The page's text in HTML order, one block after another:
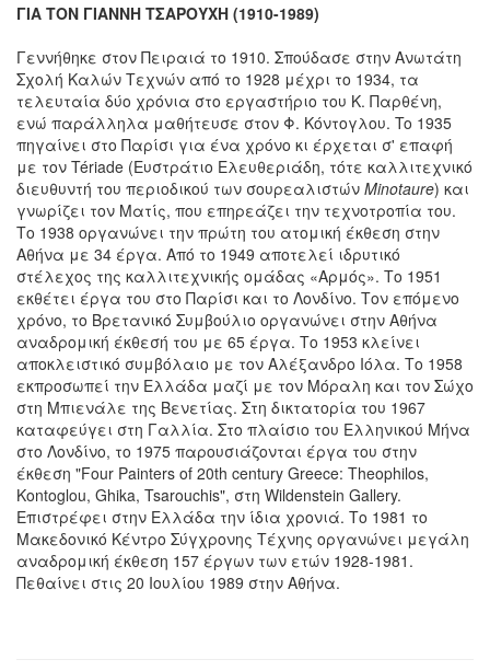
ΓΙΑ ΤΟΝ ΓΙΑΝΝΗ ΤΣΑΡΟΥΧΗ (1910-1989)
Γεννήθηκε στον Πειραιά το 1910. Σπούδασε στην Ανωτάτη
Σχολή Καλών Τεχνών από το 1928 μέχρι το 1934, τα
τελευταία δύο χρόνια στο εργαστήριο του Κ. Παρθένη,
ενώ παράλληλα μαθήτευσε στον Φ. Κόντογλου. To 1935
πηγαίνει στο Παρίσι για ένα χρόνο κι έρχεται σ' επαφή
με τον Tériade (Ευστράτιο Ελευθεριάδη, τότε καλλιτεχνικό
διευθυντή του περιοδικού των σουρεαλιστών Minotaure) και
γνωρίζει τον Ματίς, που επηρεάζει την τεχνοτροπία του.
Το 1938 οργανώνει την πρώτη του ατομική έκθεση στην
Αθήνα με 34 έργα. Από το 1949 αποτελεί ιδρυτικό
στέλεχος της καλλιτεχνικής ομάδας «Αρμός». Το 1951
εκθέτει έργα του στο Παρίσι και το Λονδίνο. Τον επόμενο
χρόνο, το Βρετανικό Συμβούλιο οργανώνει στην Αθήνα
αναδρομική έκθεσή του με 65 έργα. Το 1953 κλείνει
αποκλειστικό συμβόλαιο με τον Αλέξανδρο Ιόλα. Το 1958
εκπροσωπεί την Ελλάδα μαζί με τον Μόραλη και τον Σώχο
στη Μπιενάλε της Βενετίας. Στη δικτατορία του 1967
καταφεύγει στη Γαλλία. Στο πλαίσιο του Ελληνικού Μήνα
στο Λονδίνο, το 1975 παρουσιάζονται έργα του στην
έκθεση "Four Painters of 20th century Greece: Theophilos,
Kontoglou, Ghika, Tsarouchis", στη Wildenstein Gallery.
Επιστρέφει στην Ελλάδα την ίδια χρονιά. Το 1981 το
Μακεδονικό Κέντρο Σύγχρονης Τέχνης οργανώνει μεγάλη
αναδρομική έκθεση 157 έργων των ετών 1928-1981.
Πεθαίνει στις 20 Ιουλίου 1989 στην Αθήνα.